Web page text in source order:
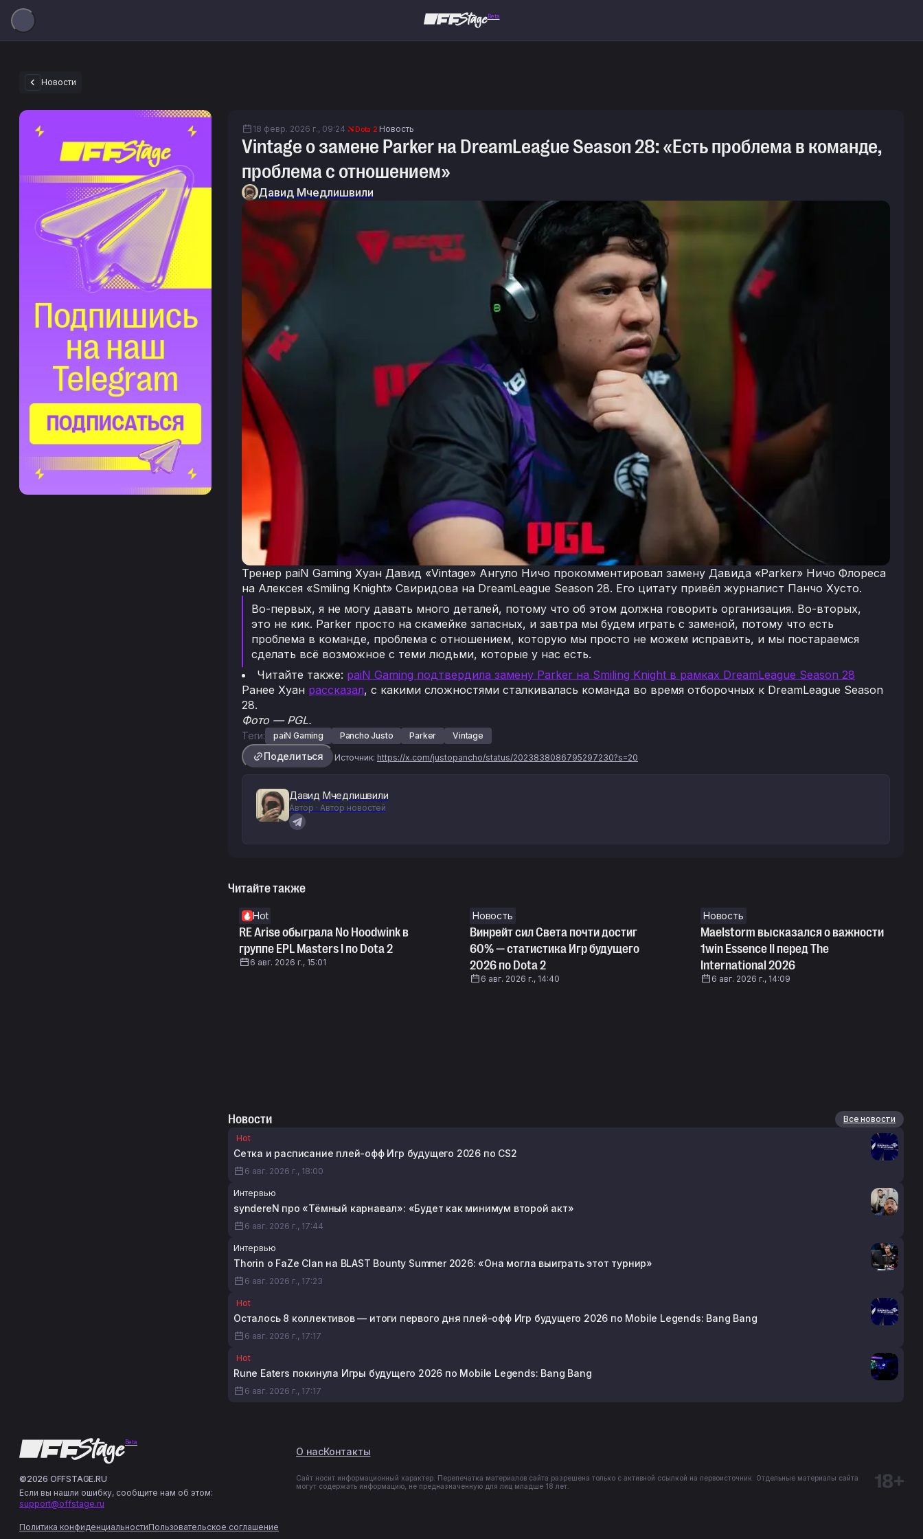
Beta
Новости
18 февр. 2026 г., 09:24 Dota 2 Новость
Vintage о замене Parker на DreamLeague Season 28: «Есть проблема в команде,
проблема с отношением»
Давид Мчедлишвили
Тренер paiN Gaming Хуан Давид «Vintage» Ангуло Ничо прокомментировал замену Давида «Parker» Ничо Флореса
на Алексея «Smiling Knight» Свиридова на DreamLeague Season 28. Его цитату привёл журналист Панчо Хусто.
Во-первых, я не могу давать много деталей, потому что об этом должна говорить организация. Во-вторых,
это не кик. Parker просто на скамейке запасных, и завтра мы будем играть с заменой, потому что есть
проблема в команде, проблема с отношением, которую мы просто не можем исправить, и мы постараемся
сделать всё возможное с теми людьми, которые у нас есть.
Читайте также: paiN Gaming подтвердила замену Parker на Smiling Knight в рамках DreamLeague Season 28
Ранее Хуан рассказал, с какими сложностями сталкивалась команда во время отборочных к DreamLeague Season
28.
Фото — PGL.
Теги: paiN Gaming Pancho Justo Parker Vintage
Поделиться Источник: https://x.com/justopancho/status/2023838086795297230?s=20
Давид Мчедлишвили
Автор · Автор новостей
Читайте также
Hot
RE Arise обыграла No Hoodwink в
группе EPL Masters I по Dota 2
6 авг. 2026 г., 15:01
Новость
Винрейт сил Света почти достиг
60% — статистика Игр будущего
2026 по Dota 2
6 авг. 2026 г., 14:40
Новость
Maelstorm высказался о важности
1win Essence II перед The
International 2026
6 авг. 2026 г., 14:09
Новости
Все новости
Hot
Сетка и расписание плей-офф Игр будущего 2026 по CS2
6 авг. 2026 г., 18:00
Интервью
syndereN про «Тёмный карнавал»: «Будет как минимум второй акт»
6 авг. 2026 г., 17:44
Интервью
Thorin о FaZe Clan на BLAST Bounty Summer 2026: «Она могла выиграть этот турнир»
6 авг. 2026 г., 17:23
Hot
Осталось 8 коллективов — итоги первого дня плей-офф Игр будущего 2026 по Mobile Legends: Bang Bang
6 авг. 2026 г., 17:17
Hot
Rune Eaters покинула Игры будущего 2026 по Mobile Legends: Bang Bang
6 авг. 2026 г., 17:17
Beta
О насКонтакты
©2026 OFFSTAGE.RU
Если вы нашли ошибку, сообщите нам об этом:
support@offstage.ru
Политика конфиденциальностиПользовательское соглашение
Сайт носит информационный характер. Перепечатка материалов сайта разрешена только с активной ссылкой на первоисточник. Отдельные материалы сайта
могут содержать информацию, не предназначенную для лиц младше 18 лет.